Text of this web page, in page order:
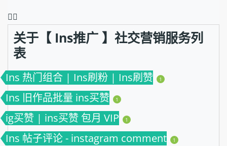
❤️‍🔥
关于【 Ins推广 】社交营销服务列
表
Ins 热门组合 | Ins刷粉 | Ins刷赞 1
Ins 旧作品批量 ins买赞 1
ig买赞 | ins买赞 包月 VIP 1
Ins 帖子评论 - instagram comment 1